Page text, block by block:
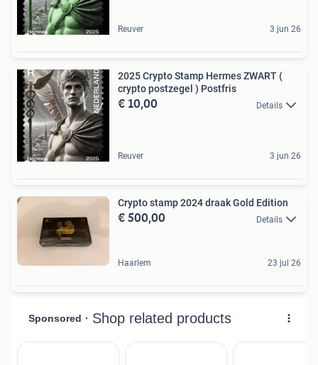
Reuver 3 jun 26
2025 Crypto Stamp Hermes ZWART (
crypto postzegel ) Postfris
€ 10,00 Details
Reuver 3 jun 26
Crypto stamp 2024 draak Gold Edition
€ 500,00 Details
Haarlem 23 jul 26